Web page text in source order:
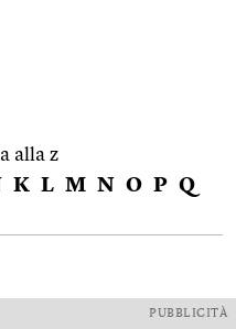
alla z
K L M N O P Q
PUBBLICITÀ